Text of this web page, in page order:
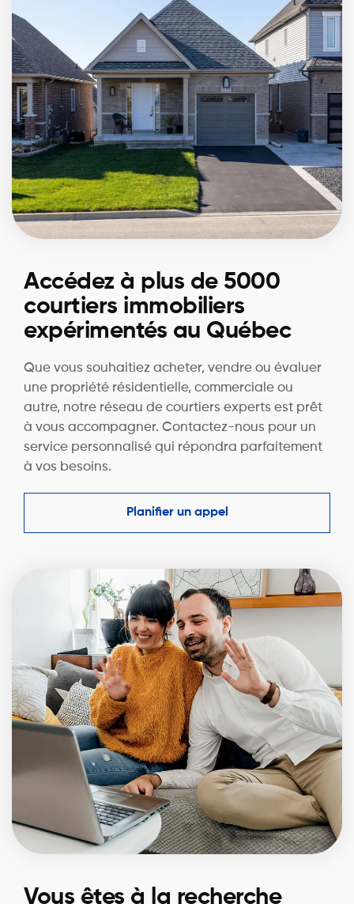
Accédez à plus de 5000
courtiers immobiliers
expérimentés au Québec
Que vous souhaitiez acheter, vendre ou évaluer
une propriété résidentielle, commerciale ou
autre, notre réseau de courtiers experts est prêt
à vous accompagner. Contactez-nous pour un
service personnalisé qui répondra parfaitement
à vos besoins.
Planifier un appel
Vous êtes à la recherche